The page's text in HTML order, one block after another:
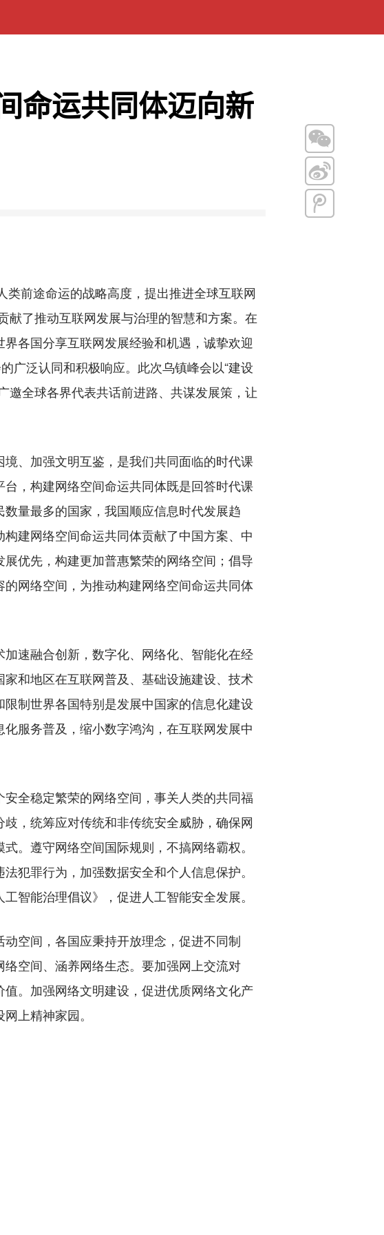
命运共同体迈向新
前途命运的战略高度，提出推进全球互联网
献了推动互联网发展与治理的智慧和方案。在
各国分享互联网发展经验和机遇，诚挚欢迎
广泛认同和积极响应。此次乌镇峰会以“建设
全球各界代表共话前进路、共谋发展策，让
、加强文明互鉴，是我们共同面临的时代课
，构建网络空间命运共同体既是回答时代课
量最多的国家，我国顺应信息时代发展趋
建网络空间命运共同体贡献了中国方案、中
优先，构建更加普惠繁荣的网络空间；倡导
网络空间，为推动构建网络空间命运共同体
速融合创新，数字化、网络化、智能化在经
和地区在互联网普及、基础设施建设、技术
制世界各国特别是发展中国家的信息化建设
服务普及，缩小数字鸿沟，在互联网发展中
全稳定繁荣的网络空间，事关人类的共同福
，统筹应对传统和非传统安全威胁，确保网
。遵守网络空间国际规则，不搞网络霸权。
犯罪行为，加强数据安全和个人信息保护。
智能治理倡议》，促进人工智能安全发展。
空间，各国应秉持开放理念，促进不同制
空间、涵养网络生态。要加强网上交流对
。加强网络文明建设，促进优质网络文化产
上精神家园。